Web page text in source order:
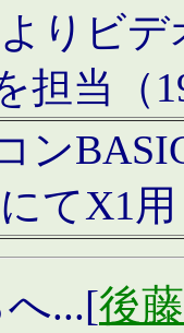
よりビ
担当（
ン
にてX1
...[後